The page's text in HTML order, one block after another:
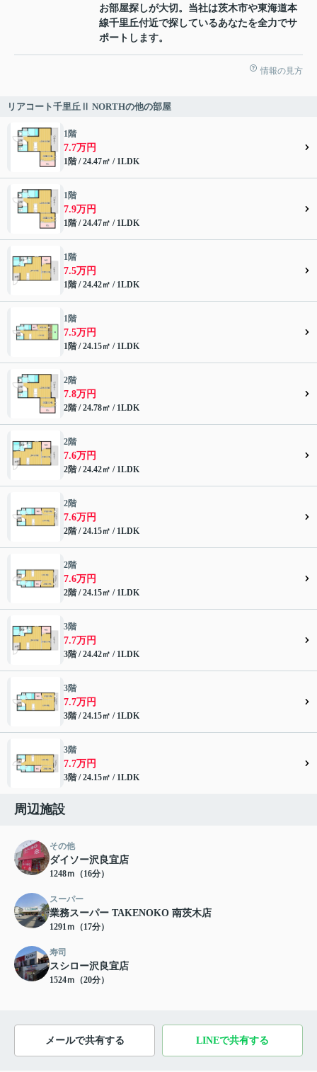
お部屋探しが大切。当社は茨木市や東海道本
線千里丘付近で探しているあなたを全力でサ
ポートします。
情報の見方
リアコート千里丘Ⅱ NORTHの他の部屋
1階
7.7万円
1階 / 24.47㎡ / 1LDK
1階
7.9万円
1階 / 24.47㎡ / 1LDK
1階
7.5万円
1階 / 24.42㎡ / 1LDK
1階
7.5万円
1階 / 24.15㎡ / 1LDK
2階
7.8万円
2階 / 24.78㎡ / 1LDK
2階
7.6万円
2階 / 24.42㎡ / 1LDK
2階
7.6万円
2階 / 24.15㎡ / 1LDK
2階
7.6万円
2階 / 24.15㎡ / 1LDK
3階
7.7万円
3階 / 24.42㎡ / 1LDK
3階
7.7万円
3階 / 24.15㎡ / 1LDK
3階
7.7万円
3階 / 24.15㎡ / 1LDK
周辺施設
その他
ダイソー沢良宜店
1248ｍ（16分）
スーパー
業務スーパー TAKENOKO 南茨木店
1291ｍ（17分）
寿司
スシロー沢良宜店
1524ｍ（20分）
メールで共有する LINEで共有する